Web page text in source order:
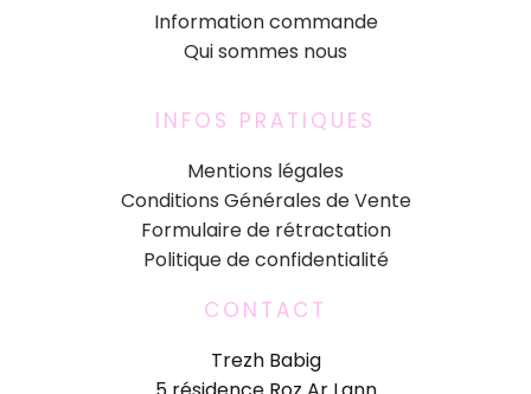
Information commande
Qui sommes nous
INFOS PRATIQUES
Mentions légales
Conditions Générales de Vente
Formulaire de rétractation
Politique de confidentialité
CONTACT
Trezh Babig